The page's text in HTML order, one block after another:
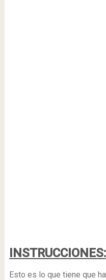
INSTRUCCIONES:
Esto es lo que tiene que